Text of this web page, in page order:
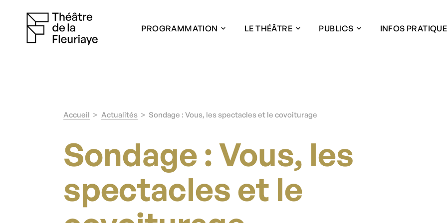
PROGRAMMATION LE THÉÂTRE PUBLICS INFOS
Accueil Actualités Sondage : Vous, les spectacles et le covoiturage
Sondage : Vous, les
spectacles et le